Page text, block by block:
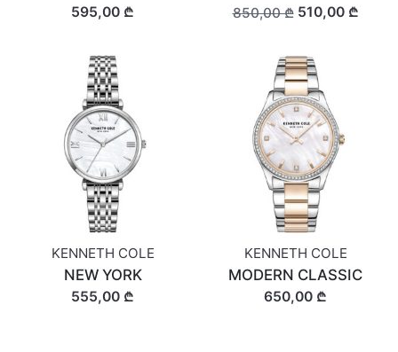
595,00 ₾ 850,00 ₾510,00 ₾
KENNETH COLE
NEW YORK
555,00 ₾
KENNETH COLE
MODERN CLASSIC
650,00 ₾